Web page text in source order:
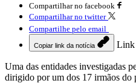
Compartilhar no facebook
Compartilhar no twitter
Compartilhe pelo email
Copiar link da notícia Link
Uma das entidades investigadas
dirigido por um dos 17 irmãos do